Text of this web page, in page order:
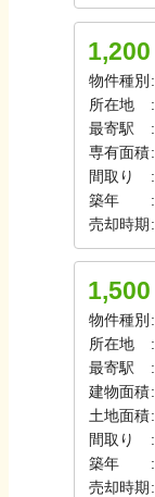
1,200
物件種別 :
所在地
:
最寄駅
:
専有面積:
間取り
:
築年
:
売却時期 :
1,500
物件種別 :
所在地
:
最寄駅
:
建物面積:
土地面積:
間取り
:
築年
:
売却時期 :